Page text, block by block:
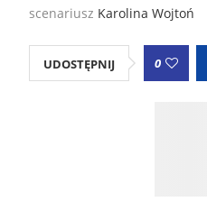
scenariusz Karolina Wojtoń
UDOSTĘPNIJ 0